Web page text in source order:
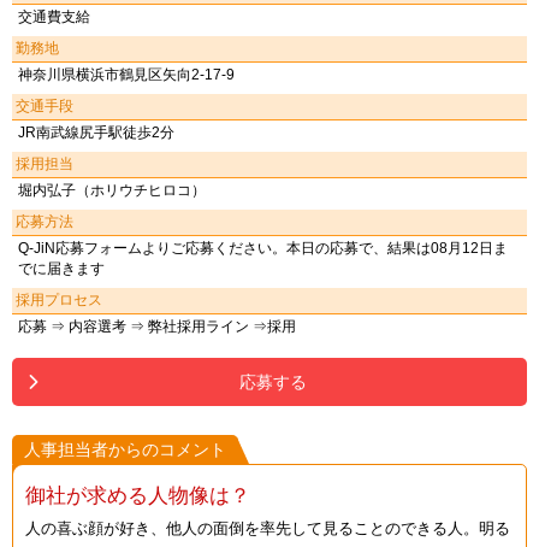
交通費支給
勤務地
神奈川県横浜市鶴見区矢向2-17-9
交通手段
JR南武線尻手駅徒歩2分
採用担当
堀内弘子（ホリウチヒロコ）
応募方法
Q-JiN応募フォームよりご応募ください。本日の応募で、結果は08月12日ま
でに届きます
採用プロセス
応募 ⇒ 内容選考 ⇒ 弊社採用ライン ⇒採用
応募する
人事担当者からのコメント
御社が求める人物像は？
人の喜ぶ顔が好き、他人の面倒を率先して見ることのできる人。明る